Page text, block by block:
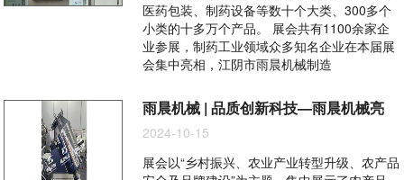
医药包装、制药设备等数十个大类、300多个
小类的十多万个产品。 展会共有1100余家企
业参展，制药工业领域众多知名企业在本届展
会集中亮相，江阴市雨晨机械制造
雨晨机械 | 品质创新科技—雨晨机械亮
2024-10-15
展会以“乡村振兴、农业产业转型升级、农产品